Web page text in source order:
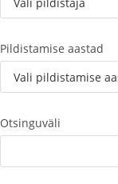
Pildistamise aastad
Otsinguväli